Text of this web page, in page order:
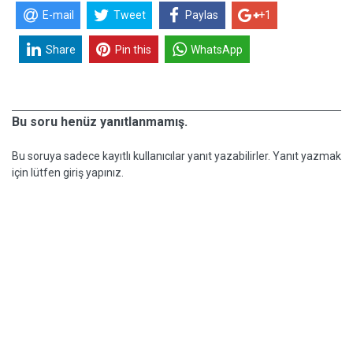
E-mail Tweet Paylas +1
Share Pin this WhatsApp
Bu soru henüz yanıtlanmamış.
Bu soruya sadece kayıtlı kullanıcılar yanıt yazabilirler. Yanıt yazmak
için lütfen giriş yapınız.